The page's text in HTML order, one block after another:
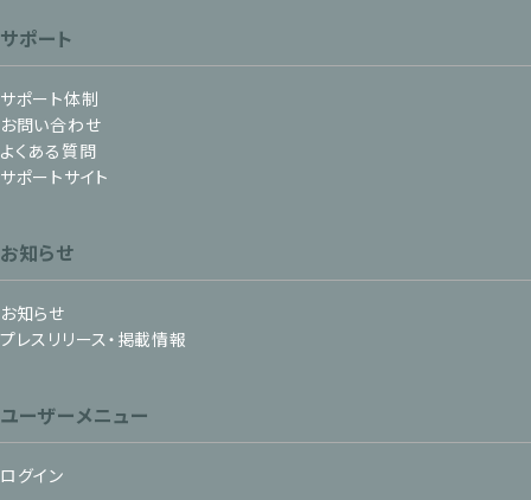
サポート
サポート体制
お問い合わせ
よくある質問
サポートサイト
お知らせ
お知らせ
プレスリリース・掲載情報
ユーザーメニュー
ログイン